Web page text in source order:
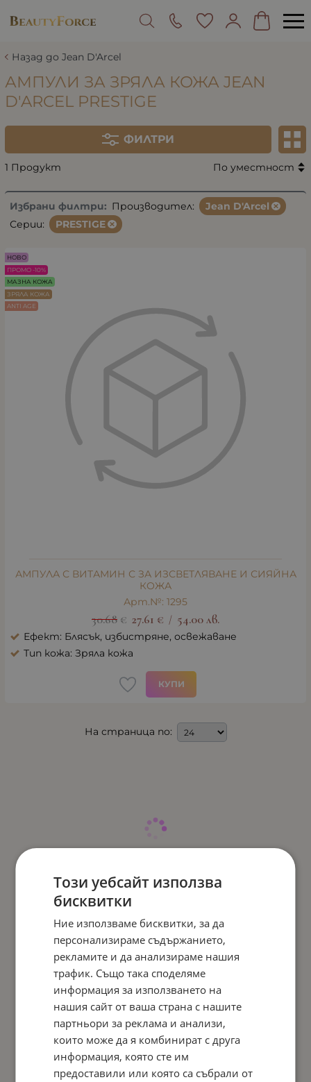
Назад до Jean D'Arcel
АМПУЛИ ЗА ЗРЯЛА КОЖА JEAN
D'ARCEL PRESTIGE
ФИЛТРИ
1 Продукт По уместност
Избрани филтри: Производител:
Jean D'Arcel
Серии:
PRESTIGE
АМПУЛА С ВИТАМИН С ЗА ИЗСВЕТЛЯВАНЕ И СИЯЙНА
КОЖА
Арт.№: 1295
30.68 € 27.61 € / 54.00лв.
Ефект: Блясък, избистряне, освежаване
Тип кожа: Зряла кожа
КУПИ
НОВО
ПРОМО -10%
МАЗНА КОЖА
ЗРЯЛА КОЖА
ANTI AGE
На страница по:
Този уебсайт използва
бисквитки
Ние използваме бисквитки, за да
персонализираме съдържанието,
рекламите и да анализираме нашия
трафик. Също така споделяме
информация за използването на
нашия сайт от ваша страна с нашите
партньори за реклама и анализи,
които може да я комбинират с друга
информация, която сте им
предоставили или която са събрали от